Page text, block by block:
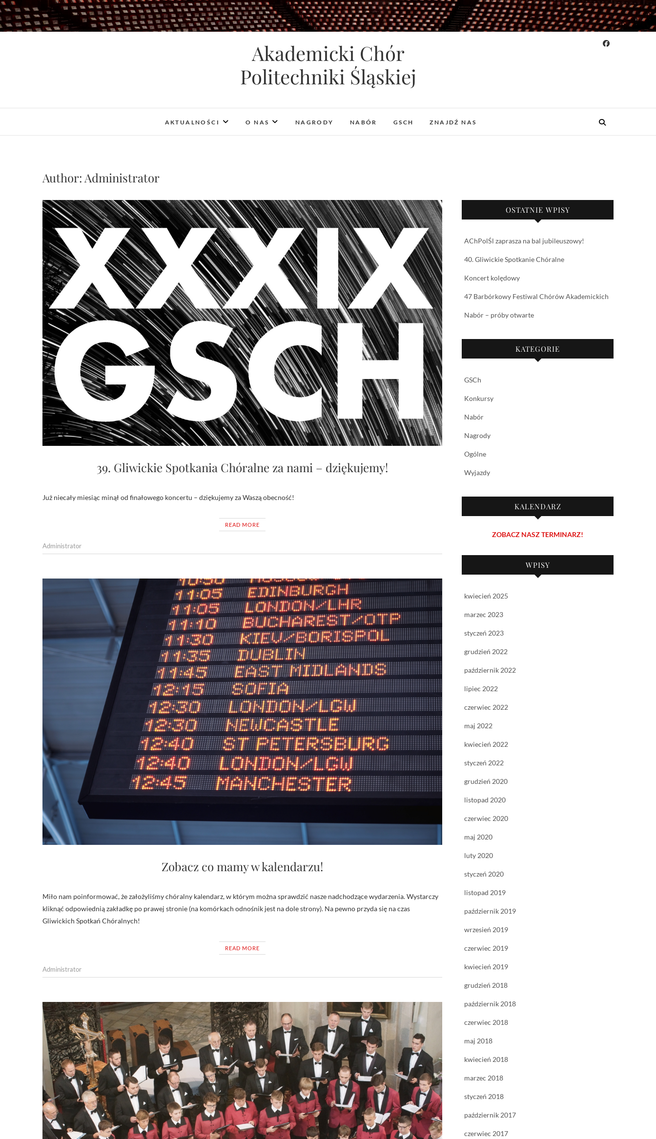
Skip
to
content
Akademicki Chór
Politechniki Śląskiej
AKTUALNOŚCI O NAS NAGRODY NABÓR GSCH ZNAJDŹ NAS
Author: Administrator
39. Gliwickie Spotkania Chóralne za nami – dziękujemy!
Już niecały miesiąc minął od finałowego koncertu – dziękujemy za Waszą obecność!
READ MORE
Administrator
Zobacz co mamy w kalendarzu!
Miło nam poinformować, że założyliśmy chóralny kalendarz, w którym można sprawdzić nasze nadchodzące wydarzenia. Wystarczy
kliknąć odpowiednią zakładkę po prawej stronie (na komórkach odnośnik jest na dole strony). Na pewno przyda się na czas
Gliwickich Spotkań Chóralnych!
READ MORE
Administrator
OSTATNIE WPISY
AChPolŚl zaprasza na bal jubileuszowy!
40. Gliwickie Spotkanie Chóralne
Koncert kolędowy
47 Barbórkowy Festiwal Chórów Akademickich
Nabór – próby otwarte
KATEGORIE
GSCh
Konkursy
Nabór
Nagrody
Ogólne
Wyjazdy
KALENDARZ
ZOBACZ NASZ TERMINARZ!
WPISY
kwiecień 2025
marzec 2023
styczeń 2023
grudzień 2022
październik 2022
lipiec 2022
czerwiec 2022
maj 2022
kwiecień 2022
styczeń 2022
grudzień 2020
listopad 2020
czerwiec 2020
maj 2020
luty 2020
styczeń 2020
listopad 2019
październik 2019
wrzesień 2019
czerwiec 2019
kwiecień 2019
grudzień 2018
październik 2018
czerwiec 2018
maj 2018
kwiecień 2018
marzec 2018
styczeń 2018
październik 2017
czerwiec 2017